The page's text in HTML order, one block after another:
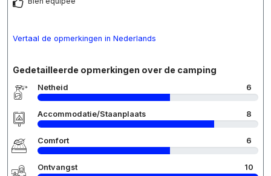
Vertaal de opmerkingen in Nederlands
Gedetailleerde opmerkingen over de camping
Netheid 6
Accommodatie/Staanplaats 8
Comfort 6
Ontvangst 10